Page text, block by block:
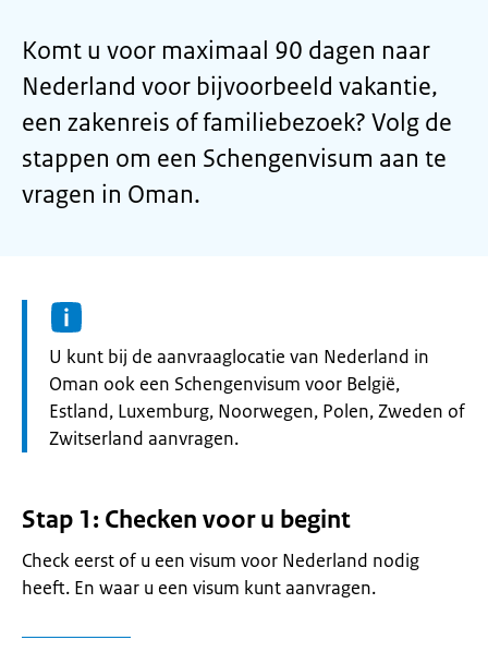
Komt u voor maximaal 90 dagen naar
Nederland voor bijvoorbeeld vakantie,
een zakenreis of familiebezoek? Volg de
stappen om een Schengenvisum aan te
vragen in Oman.
Informatie:
U kunt bij de aanvraaglocatie van Nederland in
Oman ook een Schengenvisum voor België,
Estland, Luxemburg, Noorwegen, Polen, Zweden of
Zwitserland aanvragen.
Stap 1: Checken voor u begint
Check eerst of u een visum voor Nederland nodig
heeft. En waar u een visum kunt aanvragen.